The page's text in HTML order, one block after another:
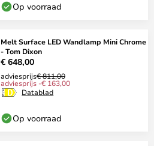
Op voorraad
Melt Surface LED Wandlamp Mini Chrome
- Tom Dixon
€ 648,00
adviesprijs€ 811,00
adviesprijs -€ 163,00
Datablad
Op voorraad